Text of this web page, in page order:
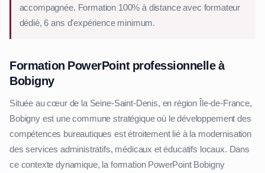
accompagnée. Formation 100% à distance avec formateur
dédié, 6 ans d'expérience minimum.
Formation PowerPoint professionnelle à
Bobigny
Située au cœur de la Seine-Saint-Denis, en région Île-de-France,
Bobigny est une commune stratégique où le développement des
compétences bureautiques est étroitement lié à la modernisation
des services administratifs, médicaux et éducatifs locaux. Dans
ce contexte dynamique, la formation PowerPoint Bobigny